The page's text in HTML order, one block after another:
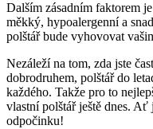
Dalším zásadním faktorem
‌měkký, ⁢hypoalergenní a
polštář bude vyhovovat
Nezáleží na tom, zda jste
dobrodruhem, polštář do
každého. Takže pro ​to⁣
vlastní polštář ještě dnes.
odpočinku! ⁣